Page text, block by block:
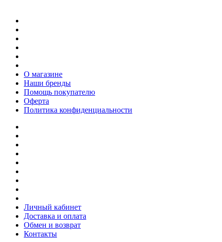
О магазине
Наши бренды
Помощь покупателю
Оферта
Политика конфиденциальности
Личный кабинет
Доставка и оплата
Обмен и возврат
Контакты